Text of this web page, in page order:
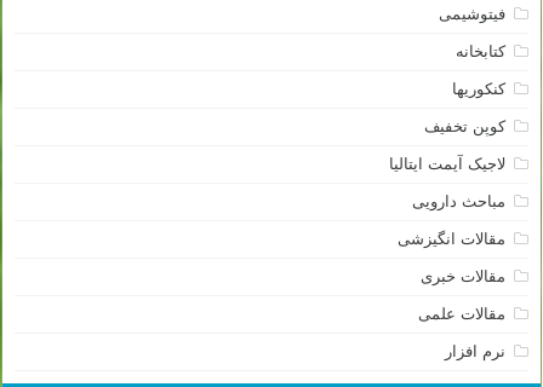
فیتوشیمی
کتابخانه
کنکوریها
کوپن تخفیف
لاجیک آیمت ایتالیا
مباحث دارویی
مقالات انگیزشی
مقالات خبری
مقالات علمی
نرم افزار